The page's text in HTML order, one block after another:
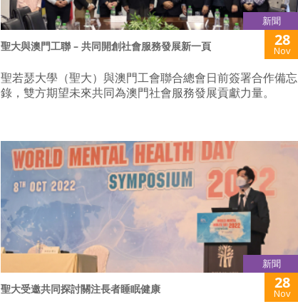
新聞
聖大與澳門工聯 – 共同開創社會服務發展新一頁 28
Nov
聖若瑟大學（聖大）與澳門工會聯合總會日前簽署合作備忘
錄，雙方期望未來共同為澳門社會服務發展貢獻力量。
新聞
聖大受邀共同探討關注長者睡眠健康 28
Nov